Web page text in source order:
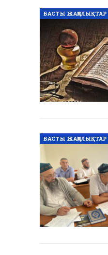
БАСТЫ ЖАҢАЛЫҚТАР
БАСТЫ ЖАҢАЛЫҚТАР